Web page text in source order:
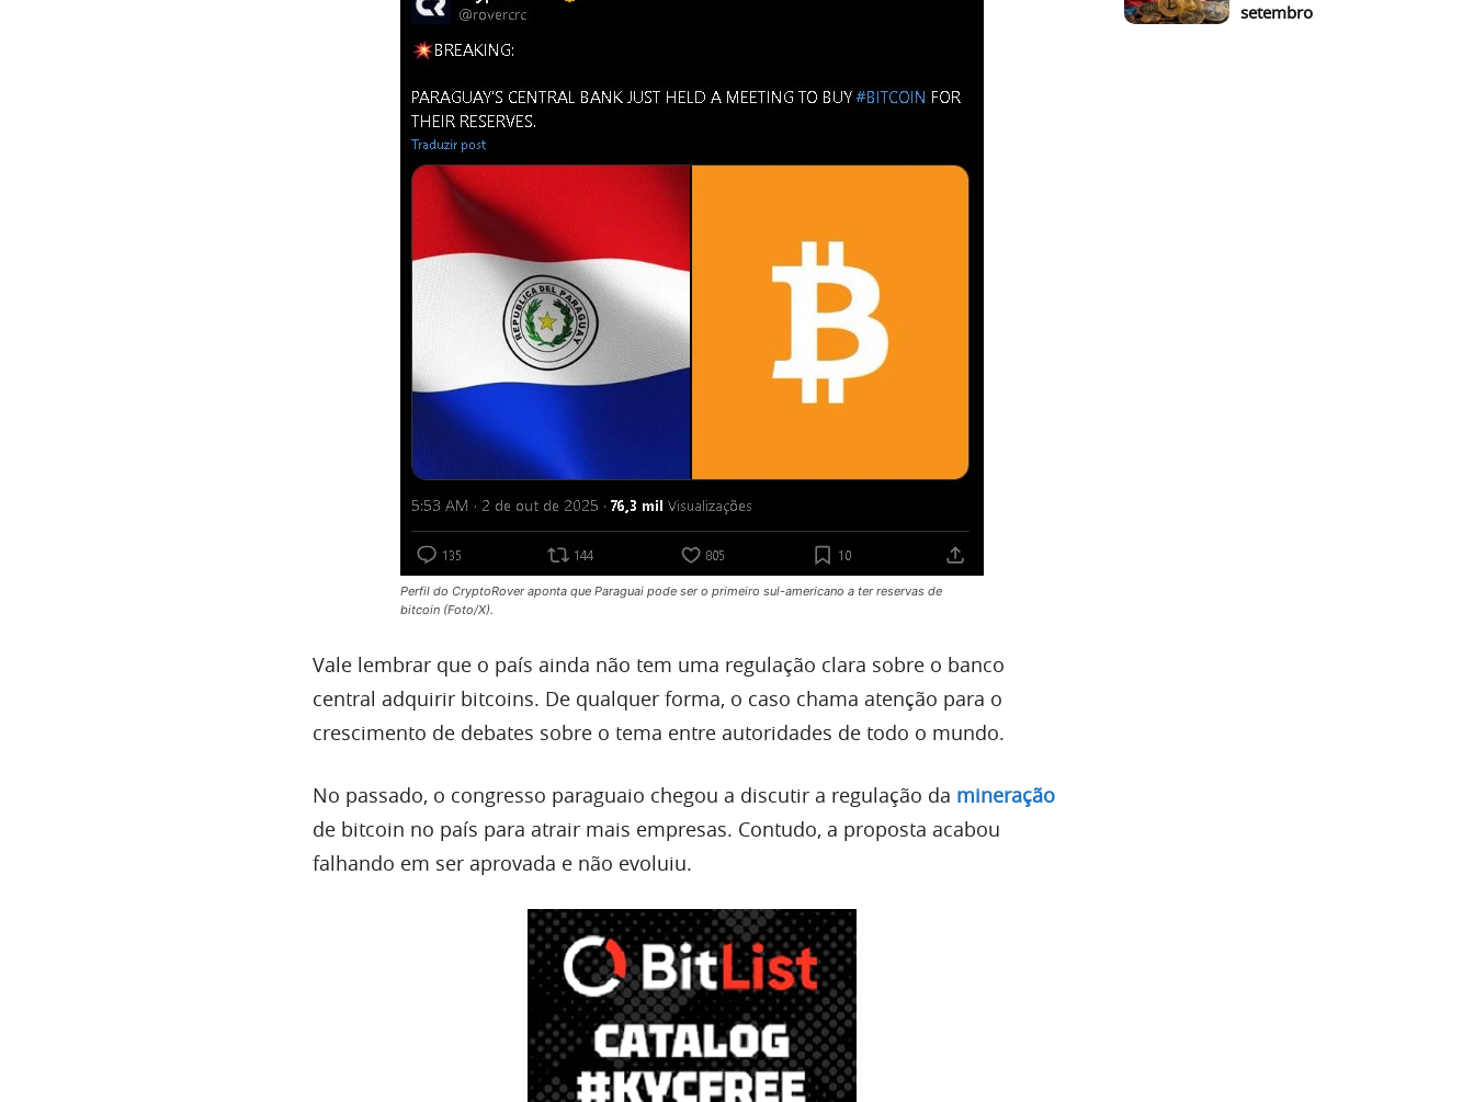
Perfil do CryptoRover aponta que Paraguai pode ser o primeiro sul-americano a ter reservas de
bitcoin (Foto/X).
Vale lembrar que o país ainda não tem uma regulação clara sobre o banco
central adquirir bitcoins. De qualquer forma, o caso chama atenção para o
crescimento de debates sobre o tema entre autoridades de todo o mundo.
No passado, o congresso paraguaio chegou a discutir a regulação da mineração
de bitcoin no país para atrair mais empresas. Contudo, a proposta acabou
falhando em ser aprovada e não evoluiu.
setembro